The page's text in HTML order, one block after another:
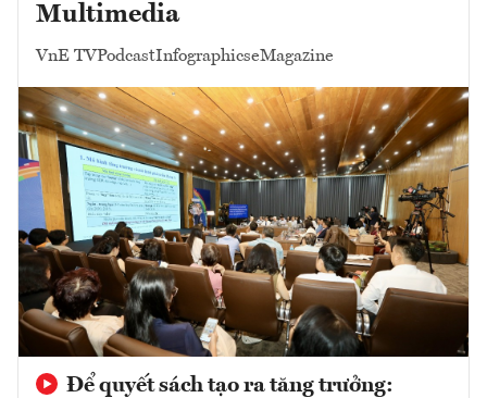
Multimedia
VnE TVPodcastInfographicseMagazine
Để quyết sách tạo ra tăng trưởng: